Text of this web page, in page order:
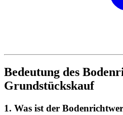
Bedeutung des
Grundstückskauf
1. Was ist der